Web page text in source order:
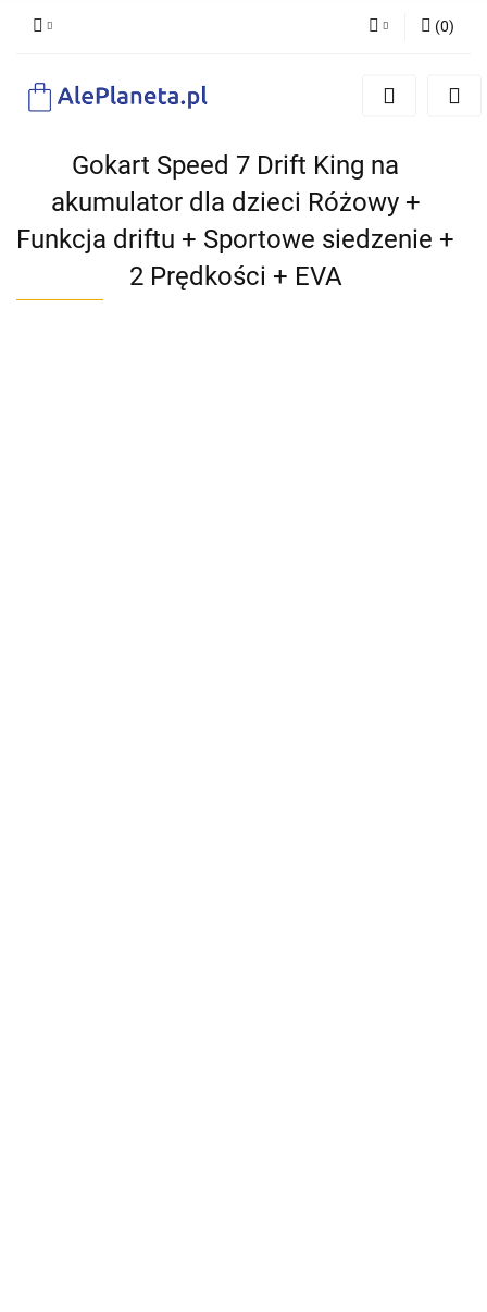
Zaloguj się
(0)
Gokart Speed 7 Drift King na
akumulator dla dzieci Różowy +
Funkcja driftu + Sportowe siedzenie +
2 Prędkości + EVA